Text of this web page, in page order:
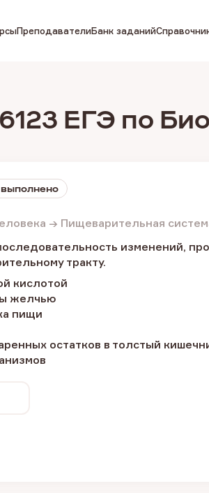
ПреподавателиБанк заданий
ЕГЭ по
→ Пищеварительная
изменений,
тракту.
кислотой
желчью
пищи
остатков в толстый